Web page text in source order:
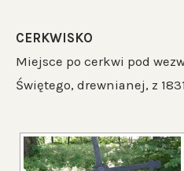
CERKWISKO
Miejsce po cerkwi pod
Świętego, drewnianej, z